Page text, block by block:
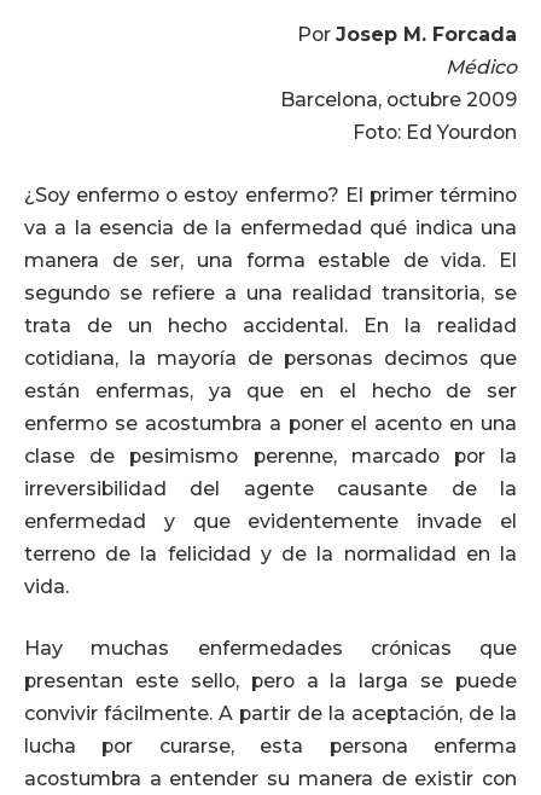
Por Josep M. Forcada
Médico
Barcelona, octubre 2009
Foto: Ed Yourdon
¿Soy enfermo o estoy enfermo? El primer término
va a la esencia de la enfermedad qué indica una
manera de ser, una forma estable de vida. El
segundo se refiere a una realidad transitoria, se
trata de un hecho accidental. En la realidad
cotidiana, la mayoría de personas decimos que
están enfermas, ya que en el hecho de ser
enfermo se acostumbra a poner el acento en una
clase de pesimismo perenne, marcado por la
irreversibilidad del agente causante de la
enfermedad y que evidentemente invade el
terreno de la felicidad y de la normalidad en la
vida.
Hay muchas enfermedades crónicas que
presentan este sello, pero a la larga se puede
convivir fácilmente. A partir de la aceptación, de la
lucha por curarse, esta persona enferma
acostumbra a entender su manera de existir con